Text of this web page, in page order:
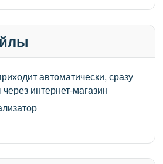
автоматически, сразу
интернет-магазин